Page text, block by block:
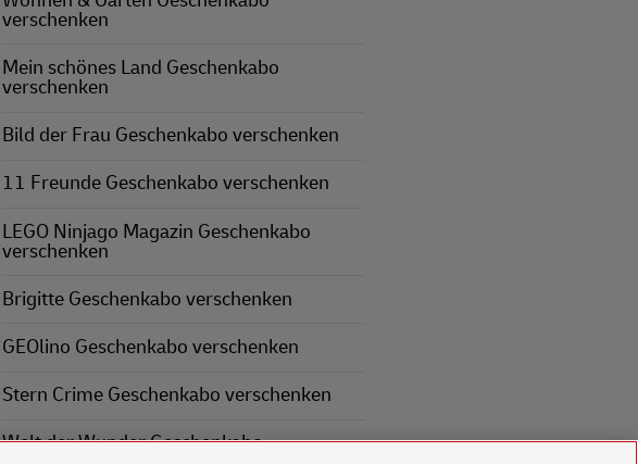
verschenken
Mein schönes Land Geschenkabo
verschenken
Bild der Frau Geschenkabo verschenken
11 Freunde Geschenkabo verschenken
LEGO Ninjago Magazin Geschenkabo
verschenken
Brigitte Geschenkabo verschenken
GEOlino Geschenkabo verschenken
Stern Crime Geschenkabo verschenken
Welt der Wunder Geschenkabo